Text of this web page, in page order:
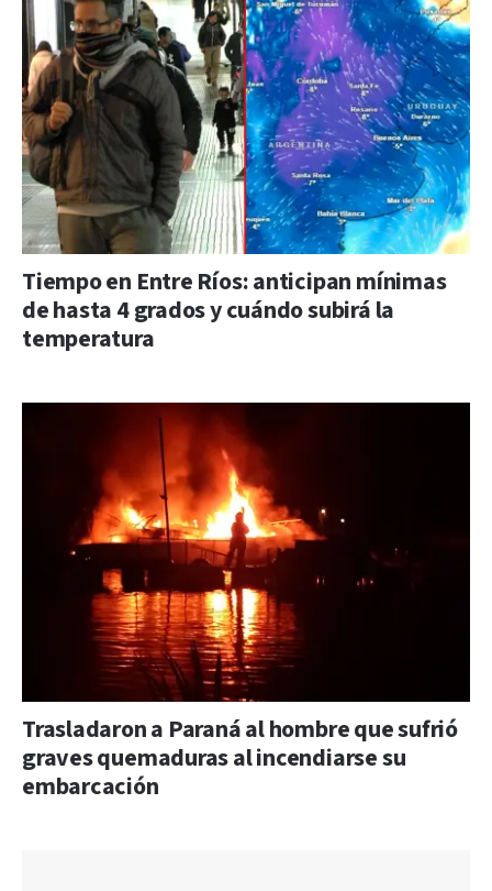
Tiempo en Entre Ríos: anticipan mínimas
de hasta 4 grados y cuándo subirá la
temperatura
Trasladaron a Paraná al hombre que sufrió
graves quemaduras al incendiarse su
embarcación